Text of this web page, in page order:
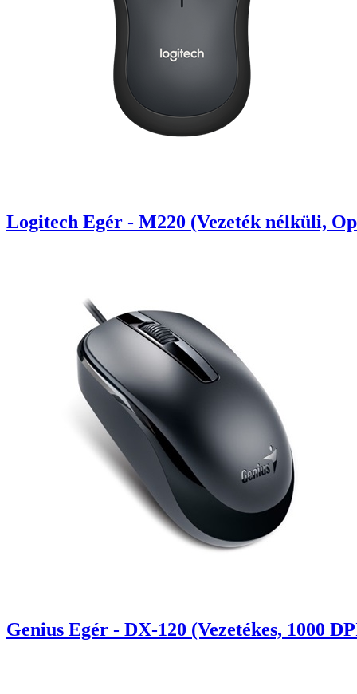
Logitech Egér - M220 (Vezeték nélküli,
Genius Egér - DX-120 (Vezetékes, 1000